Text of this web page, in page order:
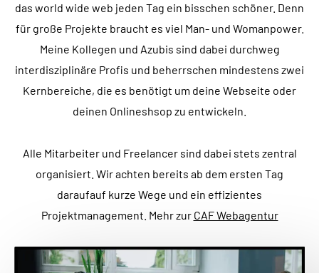
CDN NETZWERKE
ILLUSTRATOR
ATOM CODING
LOCAL SEARCH
ADOBE XD
GOOGLE ANALYTICS
MOBILE FIRST
SEO CONTENT
PAGESPEED
SLACK
das world wide web jeden Tag ein bisschen schöner. Denn
für große Projekte braucht es viel Man- und Womanpower.
Meine Kollegen und Azubis sind dabei durchweg
interdisziplinäre Profis und beherrschen mindestens zwei
Kernbereiche, die es benötigt um deine Webseite oder
deinen Onlineshsop zu entwickeln.
Alle Mitarbeiter und Freelancer sind dabei stets zentral
organisiert. Wir achten bereits ab dem ersten Tag
daraufauf kurze Wege und ein effizientes
Projektmanagement. Mehr zur CAF Webagentur